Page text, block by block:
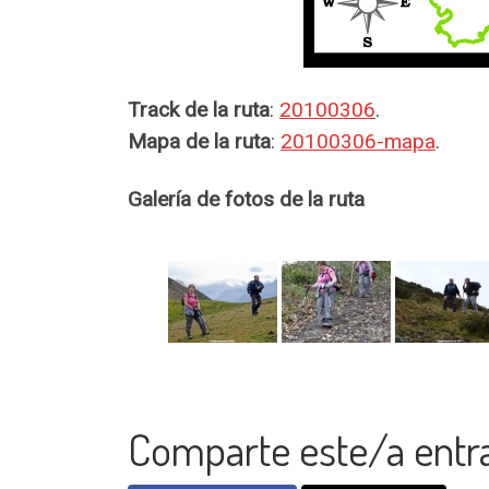
Track de la ruta: 20100306.
Mapa de la ruta: 20100306-mapa.
Galería de fotos de la ruta
Comparte este/a